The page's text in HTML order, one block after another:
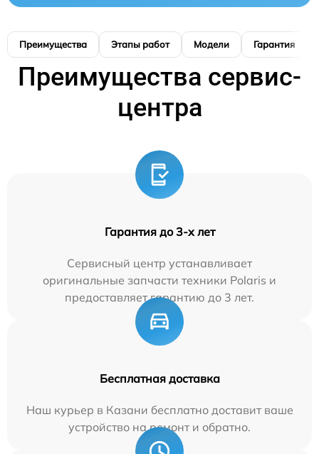
Преимущества Этапы работ Модели Гарантия
Преимущества сервис-
центра
Гарантия до 3-х лет
Сервисный центр устанавливает
оригинальные запчасти техники Polaris и
предоставляет гарантию до 3 лет.
Бесплатная доставка
Наш курьер в Казани бесплатно доставит ваше
устройство на ремонт и обратно.